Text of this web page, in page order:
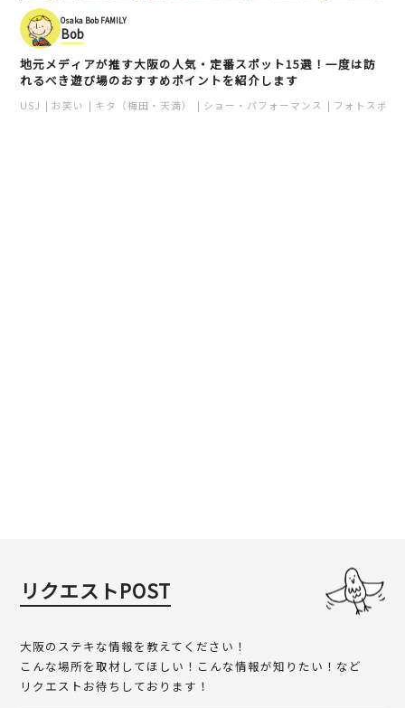
Osaka Bob FAMILY
Bob
地元メディアが推す大阪の人気・定番スポット15選！一度は訪
れるべき遊び場のおすすめポイントを紹介します
USJ お笑い キタ（梅田・天満） ショー・パフォーマンス フォトスポッ
リクエストPOST
大阪のステキな情報を教えてください！
こんな場所を取材してほしい！こんな情報が知りたい！など
リクエストお待ちしております！